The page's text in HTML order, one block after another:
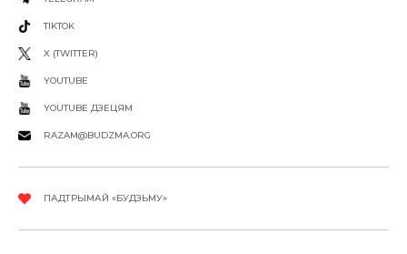
TIKTOK
X (TWITTER)
YOUTUBE
YOUTUBE ДЗЕЦЯМ
RAZAM@BUDZMA.ORG
ПАДТРЫМАЙ «БУДЗЬМУ»